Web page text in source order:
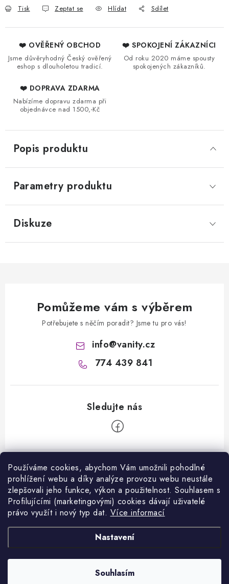
Používáme cookies, abychom Vám umožnili pohodlné
prohlížení webu a díky analýze provozu webu neustále
zlepšovali jeho funkce, výkon a použitelnost. Souhlasem s
Profilujícími (marketingovými) cookies dávají uživatelé
právo využít i nový typ dat. Více informací
Nastavení
Souhlasím
Tisk Zeptat se Hlídat Sdílet
❤️ OVĚŘENÝ OBCHOD
Jsme důvěryhodný Český ověřený
eshop s dlouholetou tradicí.
❤️ SPOKOJENÍ ZÁKAZNÍCI
Od roku 2020 máme spousty
spokojených zákazníků.
❤️ DOPRAVA ZDARMA
Nabízíme dopravu zdarma při
objednávce nad 1500,-Kč
Popis produktu
Parametry produktu
Diskuze
Pomůžeme vám s výběrem
Potřebujete s něčím poradit? Jsme tu pro vás!
info@vanity.cz
774 439 841
Z
Informace pro vás
Kontakty
Jak nakupovat
Podmínky ochrany osobních údajů
Facebook
Přijímáme online platby
Vytvořil Shoptet
Copyright 2026VANITY.cz. Všechna práva vyhrazena.